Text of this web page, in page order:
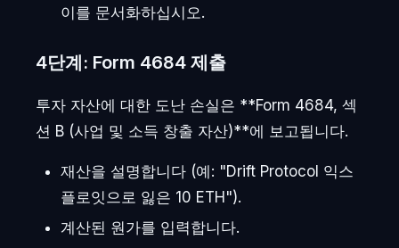
이를 문서화하십시오.
4단계: Form 4684 제출
투자 자산에 대한 도난 손실은 **Form 4684, 섹
션 B (사업 및 소득 창출 자산)**에 보고됩니다.
재산을 설명합니다 (예: "Drift Protocol 익스
플로잇으로 잃은 10 ETH").
계산된 원가를 입력합니다.